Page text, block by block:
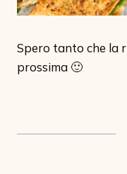
Spero tanto che la
prossima 🙂